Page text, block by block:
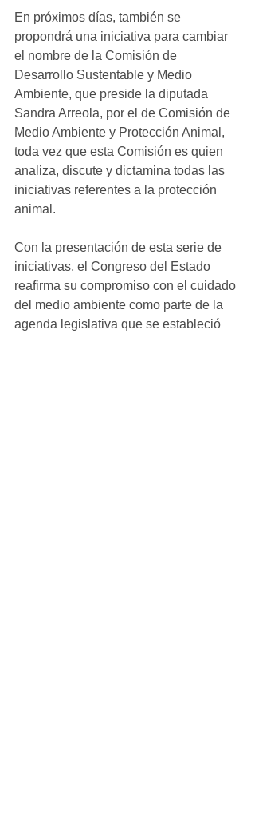
En próximos días, también se
propondrá una iniciativa para cambiar
el nombre de la Comisión de
Desarrollo Sustentable y Medio
Ambiente, que preside la diputada
Sandra Arreola, por el de Comisión de
Medio Ambiente y Protección Animal,
toda vez que esta Comisión es quien
analiza, discute y dictamina todas las
iniciativas referentes a la protección
animal.
Con la presentación de esta serie de
iniciativas, el Congreso del Estado
reafirma su compromiso con el cuidado
del medio ambiente como parte de la
agenda legislativa que se estableció